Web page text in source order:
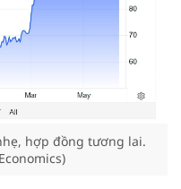
hợp đồng tương lai.